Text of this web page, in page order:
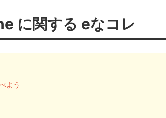
に関する eなコレ
よう